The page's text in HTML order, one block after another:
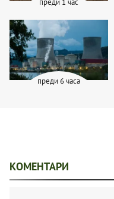
преди 1 час
преди 6 часа
КОМЕНТАРИ